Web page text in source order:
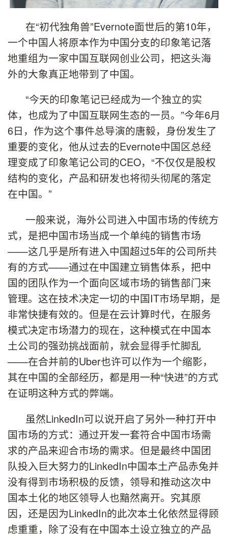
在“初代独角兽”Evernote面世后的第10年，
一个中国人将原本作为中国分支的印象笔记落
地重组为一家中国互联网创业公司，把这头海
外的大象真正地带到了中国。
“今天的印象笔记已经成为一个独立的实
体，也成为了中国互联网生态的一员。 ”今年6月
6日，作为这个事件总导演的唐毅，身份发生了
重要的变化，他从过去的Evernote中国区总经
理变成了印象笔记公司的CEO， “不仅仅是股权
结构的变化，产品和研发也将彻头彻尾的落定
在中国。 ”
一般来说，海外公司进入中国市场的传统方
式，是把中国市场当成一个单纯的销售市场
——这几乎是所有进入中国超过5年的公司所共
有的方式——通过在中国建立销售体系，把中
国的团队作为一个面向区域市场的销售部门来
管理。这在技术决定一切的中国IT市场早期，是
非常快捷有效的。但是在云计算时代，在服务
模式决定市场潜力的现在，这种模式在中国本
土公司的强劲挑战面前，就会显得手忙脚乱
——在合并前的Uber也许可以作为一个缩影，
其在中国的全部经历，都是用一种“快进”的方式
在证明这种方式的弊端。
虽然LinkedIn可以说开启了另外一种打开中
国市场的方式：通过开发一套符合中国市场需
求的产品来迎合市场的需求。但是最终中国团
队投入巨大努力的LinkedIn中国本土产品赤兔并
没有得到市场积极的反馈，领导和推动这次中
国本土化的地区领导人也黯然离开。究其原
因，还是因为LinkedIn的此次本土化依然显得顾
虑重重，除了没有在中国本土设立独立的产品